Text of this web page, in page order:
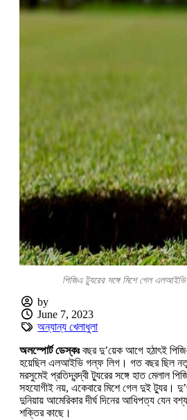
পিজিএ ট্যুরের সঙ্গে মিশে গেল
by
June 7, 2023
অন্যান্য খেলাধুলা
অলস্পোর্ট ডেস্কঃবছর দু’য়েক আগে হঠাৎই
হয়েছিল এলআইভি গল্ফ লিগ। গত বছর ছিল
মরসুমেই প্রতিদ্বন্দ্বী ট্যুরের সঙ্গে হাত মেলাল
সহযোগীই নয়, একেবারে মিশে গেল দুই ট্যুর।
দুনিয়ায় আমেরিকার দীর্ঘ দিনের আধিপত্য যেন
শক্তির কাছে।